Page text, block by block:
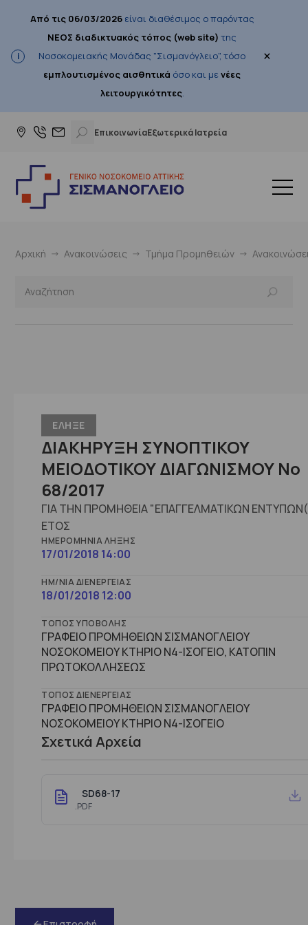
Από τις 06/03/2026είναι διαθέσιμος ο παρόντας
ΝΕΟΣ διαδικτυακός τόπος (web site) της
Νοσοκομειακής Μονάδας "Σισμανόγλειο", τόσο
εμπλουτισμένος αισθητικά όσο και μενέες
λειτουργικότητες.
×
ΕπικοινωνίαΕξωτερικά Ιατρεία
Αρχική Ανακοινώσεις Τμήμα Προμηθειών
ΕΛΗΞΕ
ΔΙΑΚΗΡΥΞΗ ΣΥΝΟΠΤΙΚΟΥ
ΜΕΙΟΔΟΤΙΚΟΥ ΔΙΑΓΩΝΙΣΜΟΥ No
68/2017
ΓΙΑ ΤΗΝ ΠΡΟΜΗΘΕΙΑ "ΕΠΑΓΓΕΛΜΑΤΙΚΩΝ
ΕΤΟΣ
ΗΜΕΡΟΜΗΝΊΑ ΛΉΞΗΣ
17/01/2018 14:00
ΗΜ/ΝΊΑ ΔΙΕΝΈΡΓΕΙΑΣ
18/01/2018 12:00
ΤΌΠΟΣ ΥΠΟΒΟΛΉΣ
ΓΡΑΦΕΙΟ ΠΡΟΜΗΘΕΙΩΝ ΣΙΣΜΑΝΟΓΛΕΙΟΥ
ΝΟΣΟΚΟΜΕΙΟΥ ΚΤΗΡΙΟ Ν4-ΙΣΟΓΕΙΟ, ΚΑΤΟΠΙΝ
ΠΡΩΤΟΚΟΛΛΗΣΕΩΣ
ΤΌΠΟΣ ΔΙΕΝΈΡΓΕΙΑΣ
ΓΡΑΦΕΙΟ ΠΡΟΜΗΘΕΙΩΝ ΣΙΣΜΑΝΟΓΛΕΙΟΥ
ΝΟΣΟΚΟΜΕΙΟΥ ΚΤHΡΙΟ Ν4-ΙΣΟΓΕΙΟ
Σχετικά Αρχεία
SD68-17
.PDF